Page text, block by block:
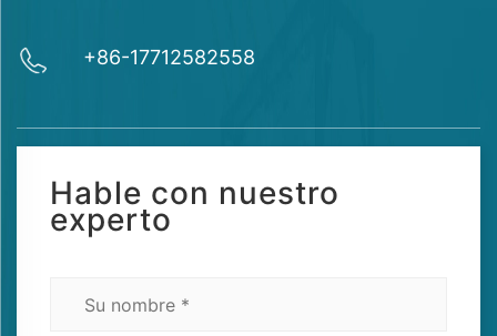
+86-17712582558
Hable con nuestro
experto